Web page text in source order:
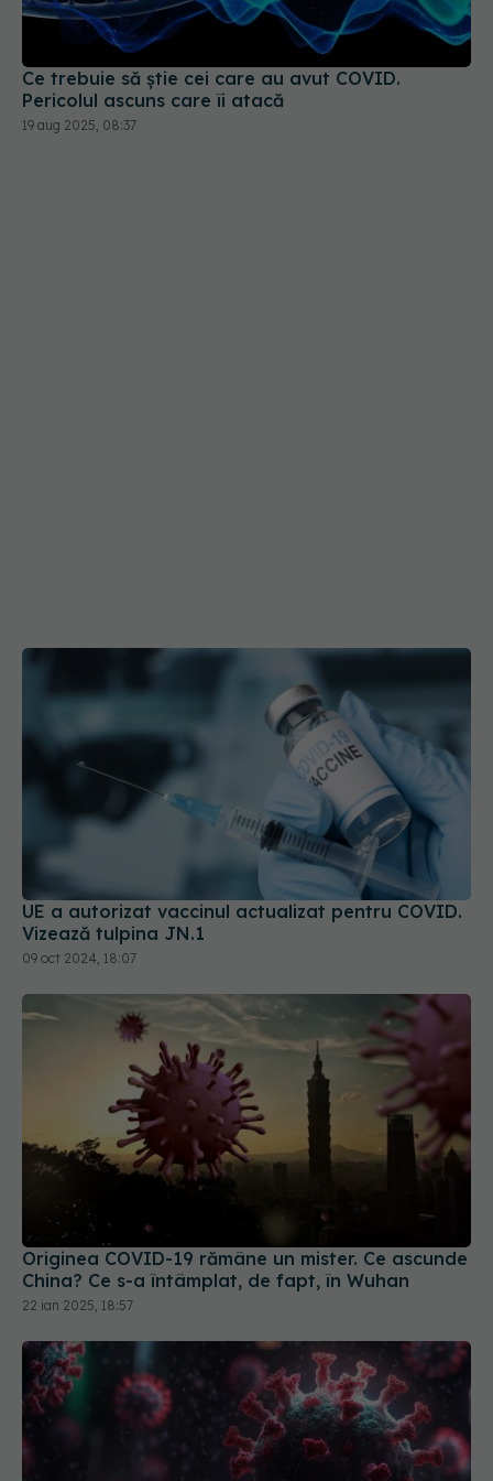
Ce trebuie să știe cei care au avut COVID.
Pericolul ascuns care îi atacă
19 aug 2025, 08:37
UE a autorizat vaccinul actualizat pentru COVID.
Vizează tulpina JN.1
09 oct 2024, 18:07
Originea COVID-19 rămâne un mister. Ce ascunde
China? Ce s-a întâmplat, de fapt, în Wuhan
22 ian 2025, 18:57